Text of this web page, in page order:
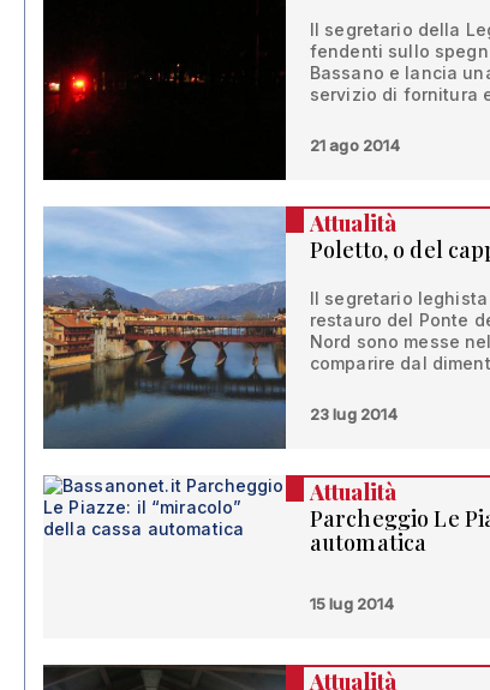
Il segretario della
fendenti sullo
Bassano e lancia
servizio di fornitura
21 ago 2014
Attualità
Poletto, o del
Il segretario
restauro del Ponte
Nord sono messe
comparire dal
23 lug 2014
Attualità
Parcheggio Le
automatica
15 lug 2014
Attualità